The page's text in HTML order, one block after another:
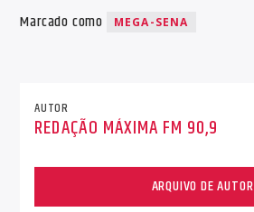
Marcado como MEGA-SENA
AUTOR
REDAÇÃO MÁXIMA FM 90,9
ARQUIVO DE AUTOR